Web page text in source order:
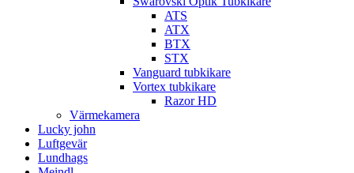
ATS
ATX
BTX
STX
Vanguard tubkikare
Vortex tubkikare
Razor HD
Värmekamera
Lucky john
Luftgevär
Lundhags